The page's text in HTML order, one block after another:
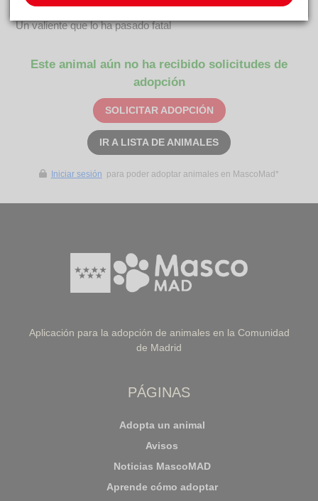
Carácter
Un valiente que lo ha pasado fatal
Este animal aún no ha recibido solicitudes de
adopción
SOLICITAR ADOPCIÓN
IR A LISTA DE ANIMALES
Iniciar sesión para poder adoptar animales en MascoMad*
Aplicación para la adopción de animales en la Comunidad
de Madrid
PÁGINAS
Adopta un animal
Avisos
Noticias MascoMAD
Aprende cómo adoptar